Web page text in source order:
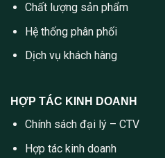
Chất lượng sản phẩm
Hệ thống phân phối
Dịch vụ khách hàng
HỢP TÁC KINH DOANH
Chính sách đại lý – CTV
Hợp tác kinh doanh